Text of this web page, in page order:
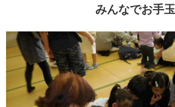
みんなでお手玉